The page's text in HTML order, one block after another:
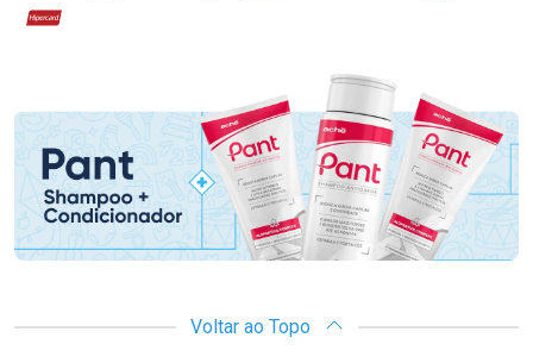
Hipercard
Promoção em Destaque
Voltar ao Topo